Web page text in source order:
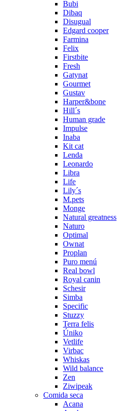
Bubi
Dibaq
Disugual
Edgard cooper
Farmina
Felix
Firstbite
Fresh
Gatynat
Gourmet
Gustav
Harper&bone
Hill´s
Human grade
Impulse
Inaba
Kit cat
Lenda
Leonardo
Libra
Life
Lily´s
M.pets
Monge
Natural greatness
Naturo
Optimal
Ownat
Proplan
Puro menú
Real bowl
Royal canin
Schesir
Simba
Specific
Stuzzy
Terra felis
Úniko
Vetlife
Virbac
Whiskas
Wild balance
Zen
Ziwipeak
Comida seca
Acana